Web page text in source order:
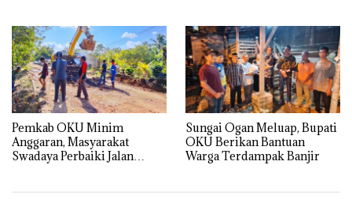
Pemkab OKU Minim
Anggaran, Masyarakat
Swadaya Perbaiki Jalan
Sungai Ogan Meluap, Bupati
OKU Berikan Bantuan
Warga Terdampak Banjir